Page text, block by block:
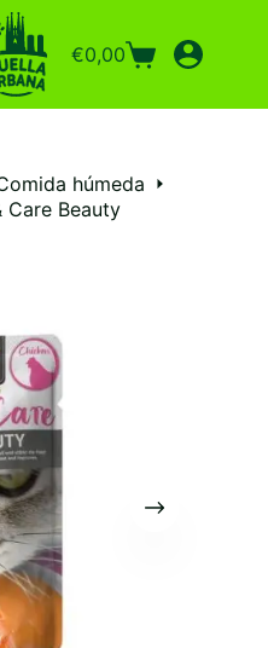
Carro
compra
€0,00
húmeda
Care Beauty